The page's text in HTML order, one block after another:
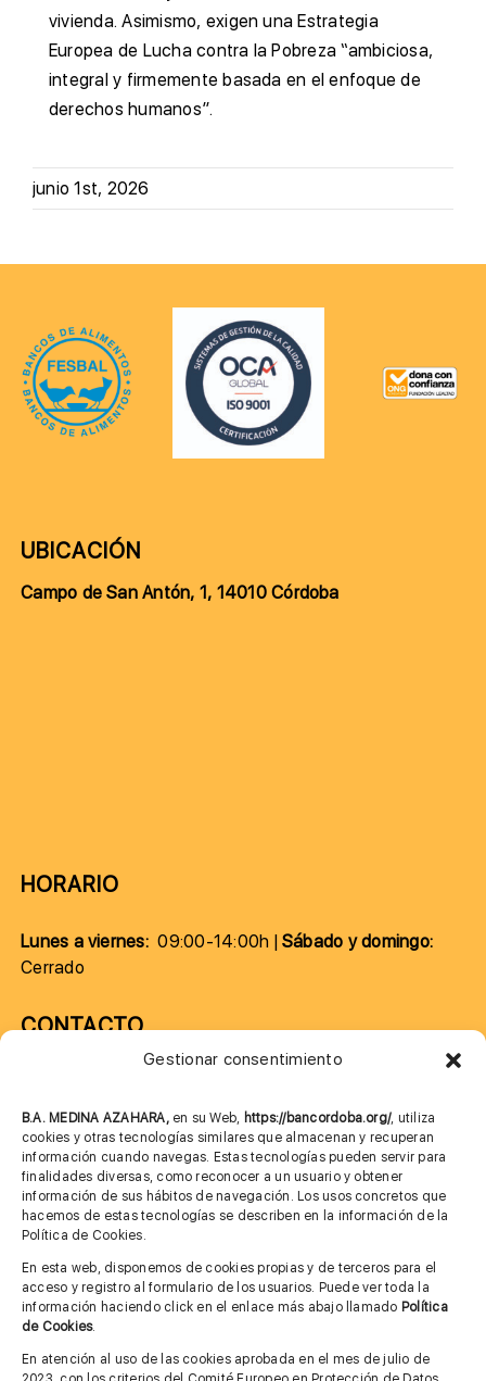
Gestionar consentimiento
B.A. MEDINA AZAHARA, en su Web, https://bancordoba.org/, utiliza
cookies y otras tecnologías similares que almacenan y recuperan
información cuando navegas. Estas tecnologías pueden servir para
finalidades diversas, como reconocer a un usuario y obtener
información de sus hábitos de navegación. Los usos concretos que
hacemos de estas tecnologías se describen en la información de la
Política de Cookies.
En esta web, disponemos de cookies propias y de terceros para el
acceso y registro al formulario de los usuarios. Puede ver toda la
información haciendo click en el enlace más abajo llamado Política
de Cookies.
En atención al uso de las cookies aprobada en el mes de julio de
vivienda. Asimismo, exigen una Estrategia
Europea de Lucha contra la Pobreza “ambiciosa,
integral y firmemente basada en el enfoque de
derechos humanos”.
junio 1st, 2026
UBICACIÓN
Campo de San Antón, 1, 14010 Córdoba
HORARIO
Lunes a viernes:09:00-14:00h |Sábado y domingo:
Cerrado
CONTACTO
685 901 226
MÁS INFORMACIÓN
Aviso legal
Política de privacidad